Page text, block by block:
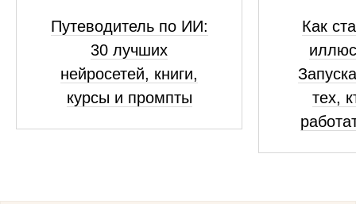
Путеводитель по ИИ:
30 лучших
нейросетей, книги,
курсы и промпты
Как
тех,